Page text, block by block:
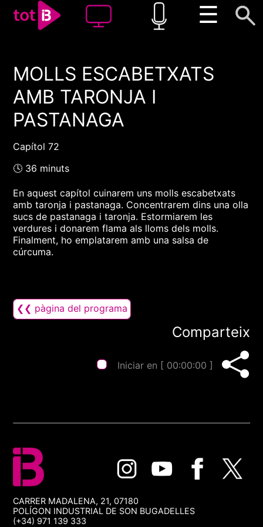
☰
00:00 00:00
1x
MOLLS ESCABETXATS
AMB TARONJA I
PASTANAGA
Capítol 72
🕓 36 minuts
En aquest capítol cuinarem uns molls escabetxats
amb taronja i pastanaga. Concentrarem dins una olla
sucs de pastanaga i taronja. Estormiarem les
verdures i donarem flama als lloms dels molls.
Finalment, ho emplatarem amb una salsa de
cúrcuma.
❮❮ pàgina del programa
Comparteix
Iniciar en [ 00:00:00 ]
CARRER MADALENA, 21, 07180
POLÍGON INDUSTRIAL DE SON BUGADELLES
(+34) 971 139 333